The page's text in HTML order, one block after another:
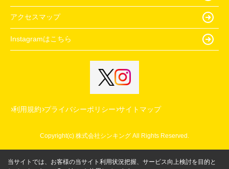
アクセスマップ
Instagramはこちら
利用規約 プライバシーポリシー サイトマップ
Copyright(c) 株式会社シンキング All Rights Reserved.
当サイトでは、お客様の当サイト利用状況把握、サービス向上検討を目的と